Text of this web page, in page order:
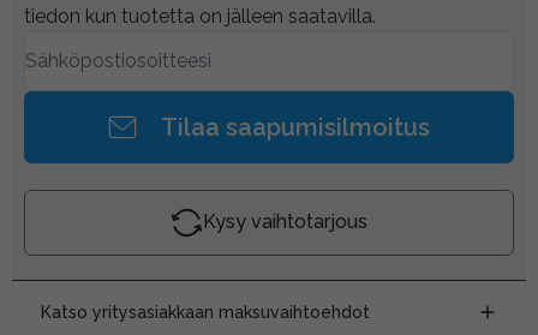
tiedon kun tuotetta on jälleen saatavilla.
Tilaa saapumisilmoitus
Kysy vaihtotarjous
Katso yritysasiakkaan maksuvaihtoehdot